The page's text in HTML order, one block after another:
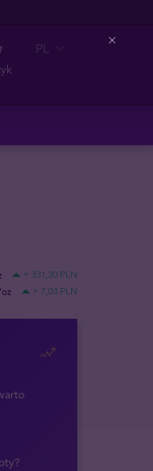
PL
+ 331,20 PLN
+ 7,03 PLN
Close